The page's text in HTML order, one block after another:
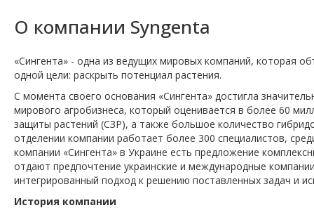
КУПИТЬ
О компании Syngenta
«Сингента» - одна из ведущих мировых компаний, которая
одной цели: раскрыть потенциал растения.
С момента своего основания «Сингента» достигла
мирового агробизнеса, который оценивается в более 60
защиты растений (СЗР), а также большое количество
отделении компании работает более 300 специалистов,
компании «Сингента» в Украине есть предложение
отдают предпочтение украинские и международные
интегрированный подход к решению поставленных задач и
История компании